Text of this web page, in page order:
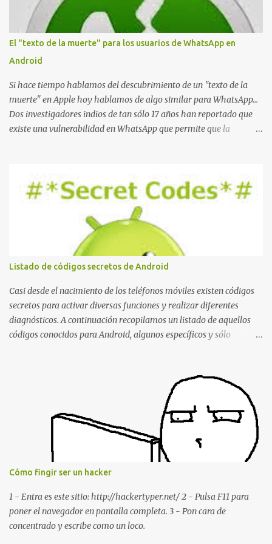
El "texto de la muerte" para los usuarios de WhatsApp en
Android
Si hace tiempo hablamos del descubrimiento de un "texto de la
muerte" en Apple hoy hablamos de algo similar para WhatsApp...
Dos investigadores indios de tan sólo 17 años han reportado que
existe una vulnerabilidad en WhatsApp que permite que la
La vulnerabilidad ha sido probada y funciona correctamente en la
mayoría de las versiones de Android y de WhatsApp incluyendo la
2.11.431 y 2.11.432. Sin embargo todavía no se ha probado en iOS y
Windows no parece ser vulnerable. Esto podría provocar que se
extienda como una pesada broma la moda de bloquear WhatsApp
a otras personas, cuyo modo de recuperar el uso de la misma sería
borrando la conversación y el historial de chat con quien
estábamos conversando. Imaginad que ocurre si este mensaje se
envía a un grupo... Fuente: Crash Your Friends' WhatsApp
Remotely with Just a Message
Listado de códigos secretos de Android
Casi desde el nacimiento de los teléfonos móviles existen códigos
secretos para activar diversas funciones y realizar diferentes
diagnósticos. A continuación recopilamos un listado de aquellos
códigos conocidos para Android, algunos específicos y sólo
IMEI del dispositivo *#*#1111#*#* : Información sobre la versión
de software FTA *#*#2222#*#* : Información sobre la v ersión
del hardware FTA *#*#1234#*#* : Información sobre la versión
de software PDA y de firmware *#*#232337#*#* : Muestra la
dirección Bluetooth del smartphone *#*#232338#*#* : Muestra
la dirección MAC del la tarjeta WiFi del dispositivo *#*#2663#*#*
: Visualiza la versión de la pantalla táctil del smartphone
*#*#3264#*#* : Muestra que versión de memoria RAM está
disponible en el smartphone o la tablet *#*#34971539#*#* :
Visualiza la información detallada d...
Cómo fingir ser un hacker
1 - Entra es este sitio: http://hackertyper.net/ 2 - Pulsa F11 para
poner el navegador en pantalla completa. 3 - Pon cara de
concentrado y escribe como un loco.